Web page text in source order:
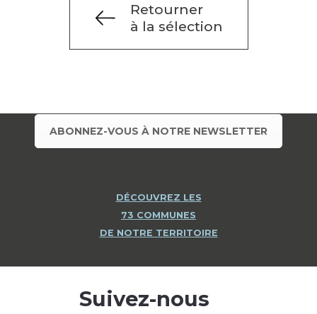
Retourner
à la sélection
ABONNEZ-VOUS À NOTRE NEWSLETTER
DÉCOUVREZ LES
73 COMMUNES
DE NOTRE TERRITOIRE
Suivez-nous